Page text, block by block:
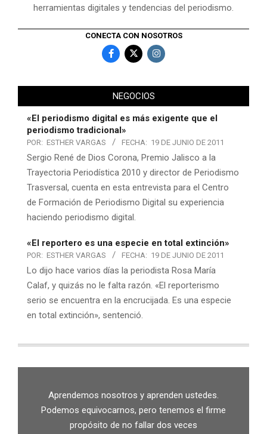
herramientas digitales y tendencias del periodismo.
CONECTA CON NOSOTROS
NEGOCIOS
«El periodismo digital es más exigente que el
periodismo tradicional»
POR: ESTHER VARGAS FECHA: 19 DE JUNIO DE 2011
Sergio René de Dios Corona, Premio Jalisco a la
Trayectoria Periodística 2010 y director de Periodismo
Trasversal, cuenta en esta entrevista para el Centro
de Formación de Periodismo Digital su experiencia
haciendo periodismo digital.
«El reportero es una especie en total extinción»
POR: ESTHER VARGAS FECHA: 19 DE JUNIO DE 2011
Lo dijo hace varios días la periodista Rosa María
Calaf, y quizás no le falta razón. «El reporterismo
serio se encuentra en la encrucijada. Es una especie
en total extinción», sentenció.
Aprendemos nosotros y aprenden ustedes.
Podemos equivocarnos, pero tenemos el firme
propósito de no fallar dos veces